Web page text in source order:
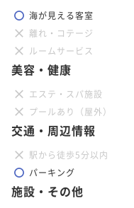
海が見える客室
離れ・コテージ
ルームサービス
美容・健康
エステ・スパ施設
プールあり（屋外）
交通・周辺情報
駅から徒歩5分以内
パーキング
施設・その他